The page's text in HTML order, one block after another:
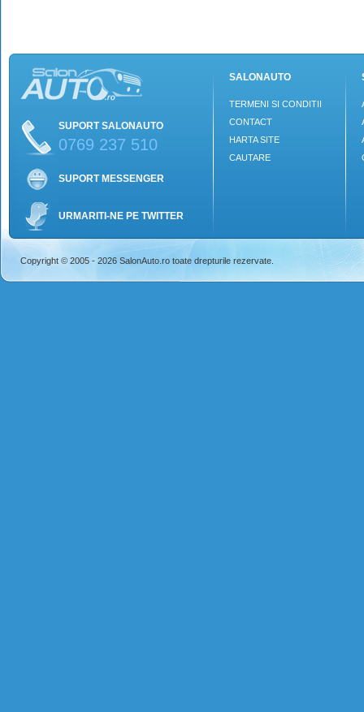
SUPORT SALONAUTO
0769 237 510
SUPORT MESSENGER
URMARITI-NE PE TWITTER
SALONAUTO
TERMENI SI CONDITII
CONTACT
HARTA SITE
CAUTARE
Copyright © 2005 - 2026 SalonAuto.ro toate drepturile rezervate.